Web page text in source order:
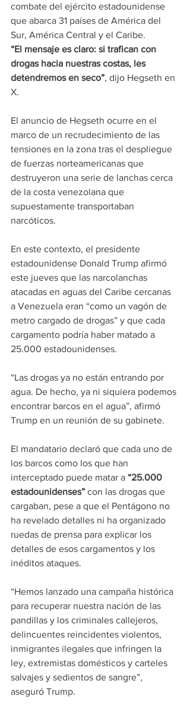
combate del ejército estadounidense
que abarca 31 países de América del
Sur, América Central y el Caribe.
“El mensaje es claro: si trafican con
drogas hacia nuestras costas, les
detendremos en seco”, dijo Hegseth en
X.
El anuncio de Hegseth ocurre en el
marco de un recrudecimiento de las
tensiones en la zona tras el despliegue
de fuerzas norteamericanas que
destruyeron una serie de lanchas cerca
de la costa venezolana que
supuestamente transportaban
narcóticos.
En este contexto, el presidente
estadounidense Donald Trump afirmó
este jueves que las narcolanchas
atacadas en aguas del Caribe cercanas
a Venezuela eran “como un vagón de
metro cargado de drogas” y que cada
cargamento podría haber matado a
25.000 estadounidenses.
“Las drogas ya no están entrando por
agua. De hecho, ya ni siquiera podemos
encontrar barcos en el agua”, afirmó
Trump en un reunión de su gabinete.
El mandatario declaró que cada uno de
los barcos como los que han
interceptado puede matar a “25.000
estadounidenses” con las drogas que
cargaban, pese a que el Pentágono no
ha revelado detalles ni ha organizado
ruedas de prensa para explicar los
detalles de esos cargamentos y los
inéditos ataques.
“Hemos lanzado una campaña histórica
para recuperar nuestra nación de las
pandillas y los criminales callejeros,
delincuentes reincidentes violentos,
inmigrantes ilegales que infringen la
ley, extremistas domésticos y carteles
salvajes y sedientos de sangre”,
aseguró Trump.